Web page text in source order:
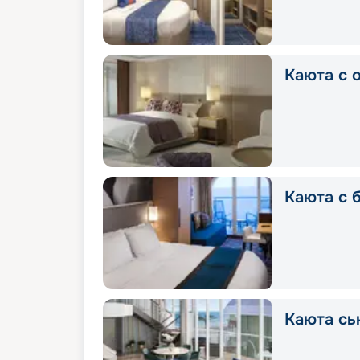
Каюта с
Каюта с
Каюта